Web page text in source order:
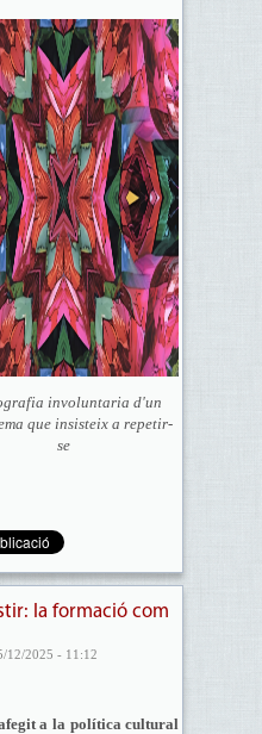
involuntaria d'un
que insisteix a repetir-
se
la formació com
12/2025 - 11:12
a la política cultural